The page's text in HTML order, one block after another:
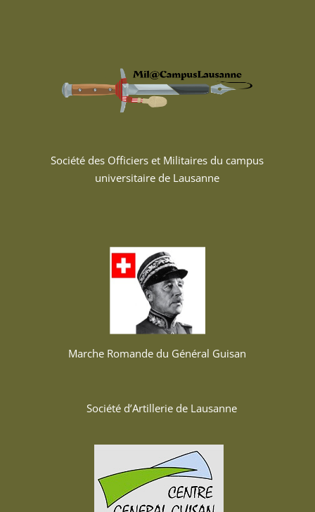
Société des Officiers et Militaires du campus
universitaire de Lausanne
Marche Romande du Général Guisan
Société d’Artillerie de Lausanne